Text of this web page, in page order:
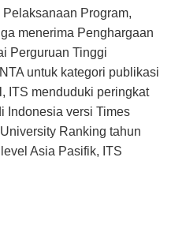
Program,
menerima Penghargaan
Perguruan Tinggi
untuk kategori publikasi
ITS menduduki peringkat
Indonesia versi Times
Ranking tahun
Asia Pasifik, ITS